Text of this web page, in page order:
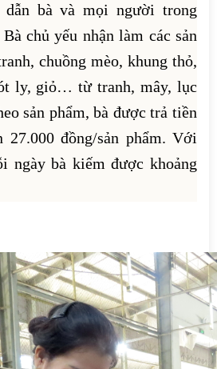
dẫn bà và mọi người trong
chủ yếu nhận làm các sản
chuồng mèo, khung thỏ,
ly, giỏ… từ tranh, mây, lục
sản phẩm, bà được trả tiền
27.000 đồng/sản phẩm. Với
ngày bà kiếm được khoảng